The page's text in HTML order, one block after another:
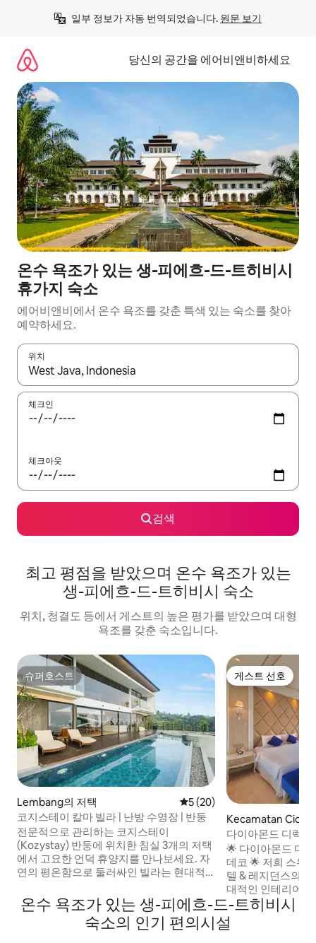
일부 정보가 자동 번역되었습니다. 원문 보기
당신의 공간을 에어비앤비하세요
온수 욕조가 있는 생-피에흐-드-트히비시
휴가지 숙소
에어비앤비에서 온수 욕조를 갖춘 특색 있는 숙소를 찾아
예약하세요.
위치
결과가 나오면 위·아래 화살표 키를 사용하거나 터치 또는 스와이
체크인
체크아웃
검색
최고 평점을 받았으며 온수 욕조가 있는
생-피에흐-드-트히비시 숙소
위치, 청결도 등에서 게스트의 높은 평가를 받았으며 대형
욕조를 갖춘 숙소입니다.
슈퍼호스트
슈퍼호스트
Lembang의 저택 평점 5점(5점 만점), 후기 20
5 (20)
코지스테이 칼마 빌라 | 난방 수영장 | 반둥
전문적으로 관리하는 코지스테이
(Kozystay) 반둥에 위치한 침실 3개의 저택
에서 고요한 언덕 휴양지를 만나보세요. 자
연의 평온함으로 둘러싸인 빌라는 현대적
에서 벗어나 휴식을 취하기에 이상적입니
다. 평화로운 아침, 시원한 산 공기, 순수한
휴식을 즐겨보세요. 게스트가 이용할 수 있
게스트 선호
게스트 선호
Kecamatan
트
다이아몬드 디럭
코 | 다고 근처
🌟 다이아몬드 디
데코 🌟 저희 스위트는 아르데코 럭셔리 호
텔 & 레지던스의 8
대적인 인테리어
랑하며 최고의 럭
이 스위트는 멋진
련된 거실과 전용
온수 욕조가 있는 생-피에흐-드-트히비시
숙소의 인기 편의시설